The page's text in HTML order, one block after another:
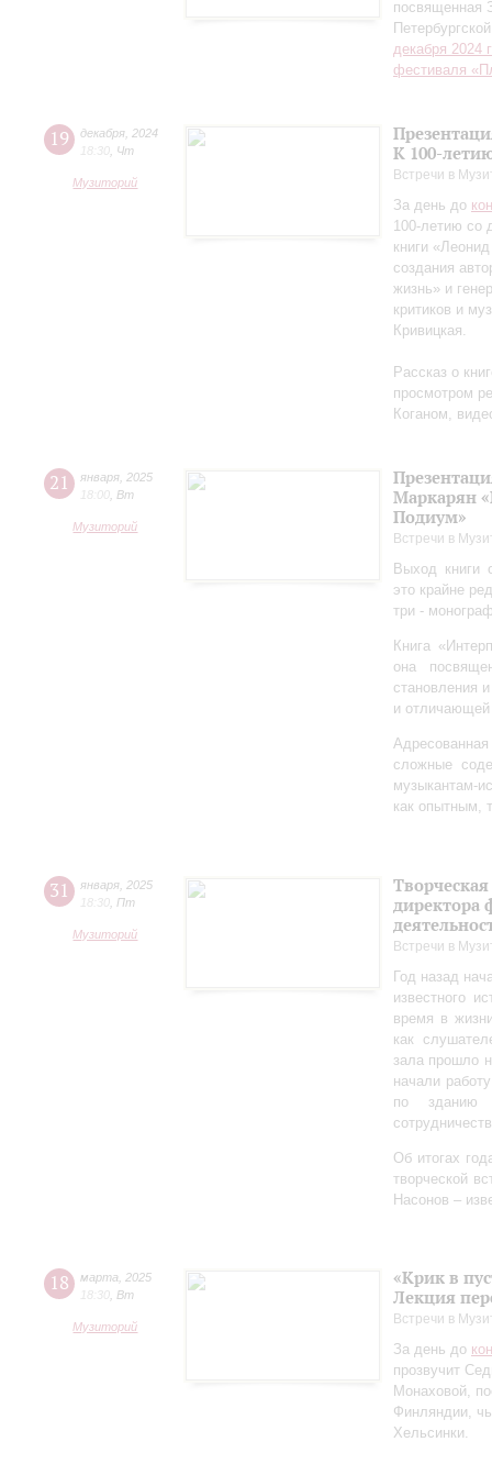
посвященная
декабря 2024
фестиваля
19 декабря 2024
18:30 Чт
Музиторий
К 100-
Встречи в
За день до
100-летию со
книги
создания
жизнь» и
критиков и
Кривицкая.
Рассказ о
просмотром
Коганом,
21 января 2025
18:00 Вт
Музиторий
Маркарян
Подиум»
Встречи в
Выход книги
это крайне
три -
Книга
она
становления
и отличающей
сложные
музыкантам-
как опытным,
31 января 2025
18:30 Пт
Музиторий
директора
Встречи в
Год назад
известного
время в
как
зала прошло
начали
по зданию
Об итогах
творческой
Насонов –
18 марта
2025
18:30 Вт
Музиторий
«Крик в
Лекция
Встречи в
За день до
прозвучит
Монаховой,
Финляндии,
Хельсинки.